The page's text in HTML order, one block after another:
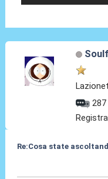
287
Re:Cosa state